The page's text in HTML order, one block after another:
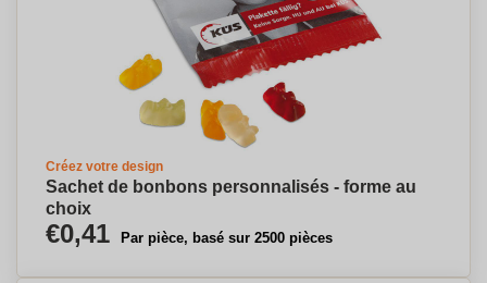
Créez votre design
Sachet de bonbons personnalisés - forme au
choix
€0,41 Par pièce, basé sur 2500 pièces